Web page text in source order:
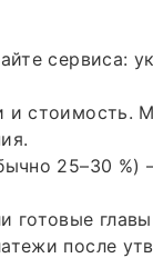
сервиса:
и стоимость.
25–30
готовые
после